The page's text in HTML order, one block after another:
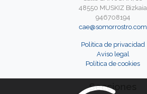
48550 MUSKIZ Bizkaia
946708194
cae@somorrostro.com
Política de privacidad
Aviso legal
Política de cookies
Secciones